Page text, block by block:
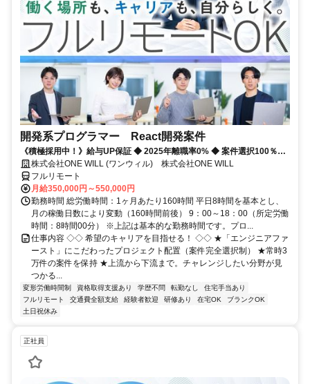
開発系プログラマー React開発案件
《積極採用中！》給与UP保証 ◆ 2025年離職率0% ◆ 案件選択100％！
◆ 平均残業7時間！
株式会社ONE WILL (ワンウィル) 株式会社ONE WILL
フルリモート
月給350,000円～550,000円
勤務時間 総労働時間：1ヶ月あたり160時間 平日8時間を基本とし、
月の稼働日数により変動（160時間前後） 9：00～18：00（所定労働
時間：8時間00分） ※上記は基本的な勤務時間です。プロ...
仕事内容 ◇◇ 希望のキャリアを目指せる！ ◇◇ ★「エンジニアファ
ースト」にこだわったプロジェクト配置（案件完全選択制） ★常時3
万件の案件を保持 ★上流から下流まで。チャレンジしたい分野が見
つかる...
変形労働時間制 資格取得支援あり 学歴不問 転勤なし
住宅手当あり
フルリモート
交通費全額支給 経験者歓迎 研修あり 在宅OK
ブランクOK
土日祝休み
正社員